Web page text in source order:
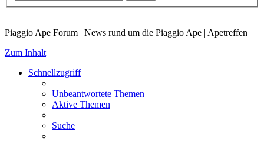
Piaggio Ape Forum | News rund um die Piaggio Ape | Apetreffen
Zum Inhalt
Schnellzugriff
Unbeantwortete Themen
Aktive Themen
Suche